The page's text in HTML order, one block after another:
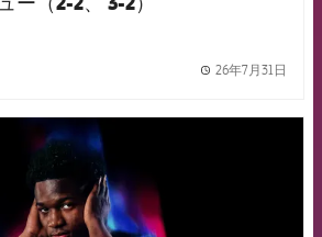
26年7月31日
FCB Barcelona badge